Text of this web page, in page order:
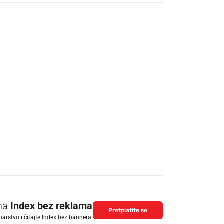
Index bez reklama
i čitajte Index bez bannera.
Pretplatite se